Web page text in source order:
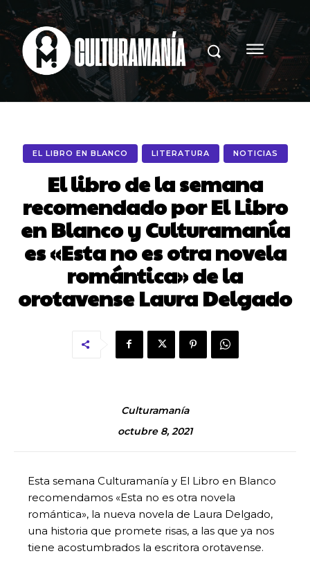
EL LIBRO EN BLANCO LITERATURA NOTICIAS
El libro de la semana
recomendado por El Libro
en Blanco y Culturamanía
es «Esta no es otra novela
romántica» de la
orotavense Laura Delgado
Culturamanía
octubre 8, 2021
Esta semana Culturamanía y El Libro en Blanco
recomendamos «Esta no es otra novela
romántica», la nueva novela de Laura Delgado,
una historia que promete risas, a las que ya nos
tiene acostumbrados la escritora orotavense.